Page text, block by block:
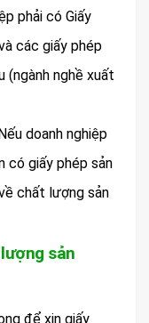
phải có Giấy
các giấy phép
(ngành nghề xuất
doanh nghiệp
có giấy phép sản
chất lượng sản
sản
để xin giấy